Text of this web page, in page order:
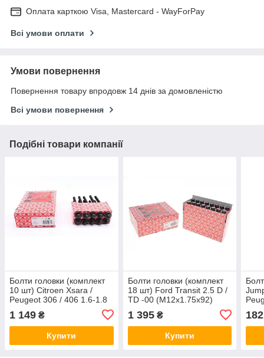
Оплата карткою Visa, Mastercard - WayForPay
Всі умови оплати
Умови повернення
Повернення товару впродовж 14 днів за домовленістю
Всі умови повернення
Подібні товари компанії
Болти головки (комплект
10 шт) Citroen Xsara /
Peugeot 306 / 406 1.6-1.8
93-04 (M11x1.5x168) Elring
758290
1 149 ₴
Купити
Болти головки (комплект
18 шт) Ford Transit 2.5 D /
TD -00 (M12x1.75x92)
1 395₴
Купити
182